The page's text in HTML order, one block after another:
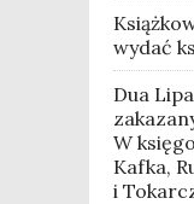
wydać
Dua
W
Kafka,
i